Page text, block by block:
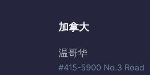
加拿大
温哥华
#415-5900 No.3 Road